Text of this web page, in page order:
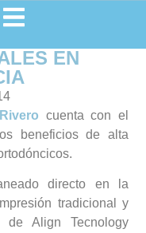
EN
cuenta con el
beneficios de alta
directo en la
tradicional y
de Align Tecnology